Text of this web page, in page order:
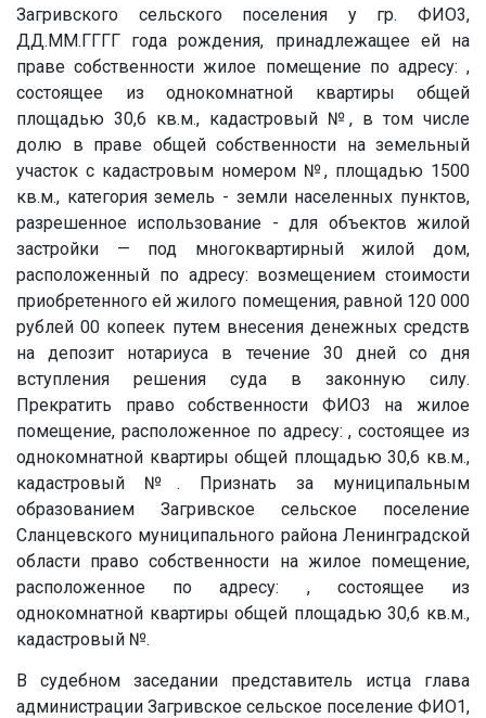
Загривского сельского поселения у гр. ФИО3,
ДД.ММ.ГГГГ года рождения, принадлежащее ей на
праве собственности жилое помещение по адресу: ,
состоящее из однокомнатной квартиры общей
площадью 30,6 кв.м., кадастровый №, в том числе
долю в праве общей собственности на земельный
участок с кадастровым номером №, площадью 1500
кв.м., категория земель - земли населенных пунктов,
разрешенное использование - для объектов жилой
застройки — под многоквартирный жилой дом,
расположенный по адресу: возмещением стоимости
приобретенного ей жилого помещения, равной 120 000
рублей 00 копеек путем внесения денежных средств
на депозит нотариуса в течение 30 дней со дня
вступления решения суда в законную силу.
Прекратить право собственности ФИО3 на жилое
помещение, расположенное по адресу: , состоящее из
однокомнатной квартиры общей площадью 30,6 кв.м.,
кадастровый № . Признать за муниципальным
образованием Загривское сельское поселение
Сланцевского муниципального района Ленинградской
области право собственности на жилое помещение,
расположенное по адресу: , состоящее из
однокомнатной квартиры общей площадью 30,6 кв.м.,
кадастровый №.
В судебном заседании представитель истца глава
администрации Загривское сельское поселение ФИО1,